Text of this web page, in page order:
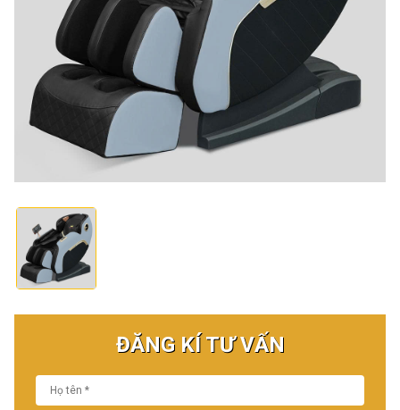
ĐĂNG KÍ TƯ VẤN